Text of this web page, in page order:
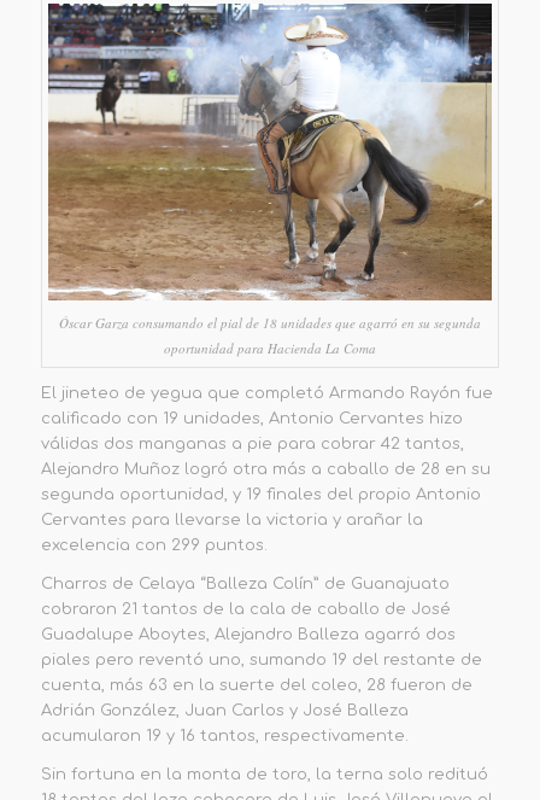
Óscar Garza consumando el pial de 18 unidades que agarró en su segunda
oportunidad para Hacienda La Coma
El jineteo de yegua que completó Armando Rayón fue
calificado con 19 unidades, Antonio Cervantes hizo
válidas dos manganas a pie para cobrar 42 tantos,
Alejandro Muñoz logró otra más a caballo de 28 en su
segunda oportunidad, y 19 finales del propio Antonio
Cervantes para llevarse la victoria y arañar la
excelencia con 299 puntos.
Charros de Celaya “Balleza Colín” de Guanajuato
cobraron 21 tantos de la cala de caballo de José
Guadalupe Aboytes, Alejandro Balleza agarró dos
piales pero reventó uno, sumando 19 del restante de
cuenta, más 63 en la suerte del coleo, 28 fueron de
Adrián González, Juan Carlos y José Balleza
acumularon 19 y 16 tantos, respectivamente.
Sin fortuna en la monta de toro, la terna solo redituó